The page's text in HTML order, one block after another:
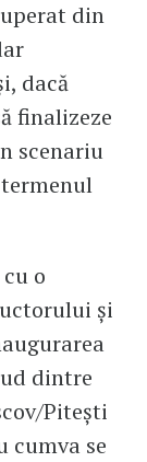
din
dacă
finalizeze
scenariu
o
și
dintre
Pitești
cumva se